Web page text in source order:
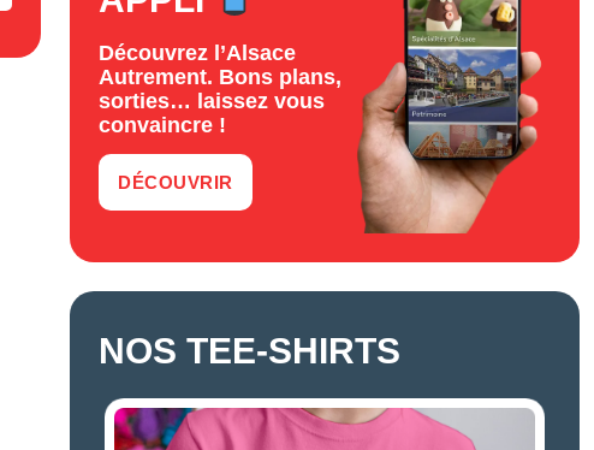
Découvrez l’Alsace
Autrement. Bons plans,
sorties… laissez vous
convaincre !
DÉCOUVRIR
NOS TEE-SHIRTS